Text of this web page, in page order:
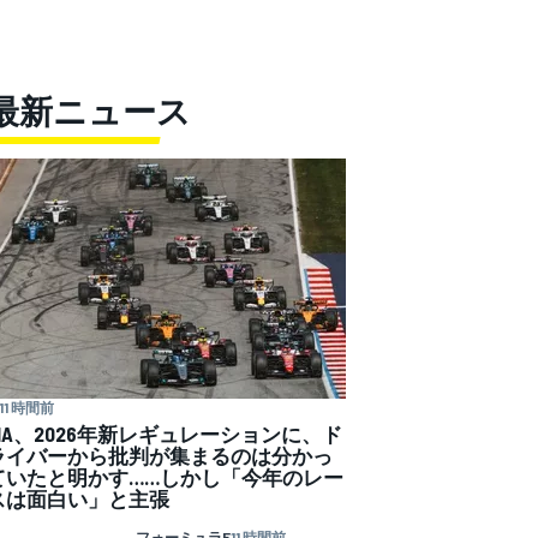
新ニュース
11 時間前
、2026年新レギュレーションに、ド
イバーから批判が集まるのは分かっ
いたと明かす……しかし「今年のレー
は面白い」と主張